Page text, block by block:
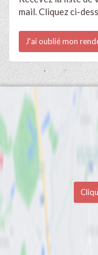
mail. Cliquez ci-
J'ai oublié mon